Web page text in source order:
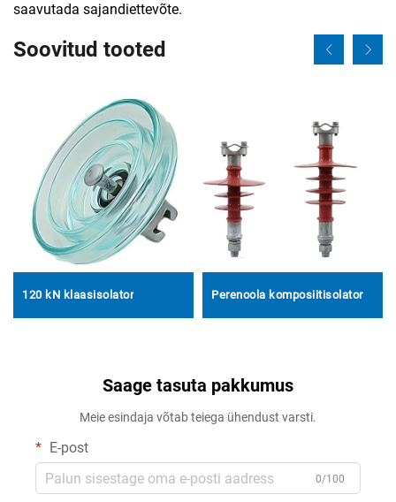
saavutada sajandiettevõte.
Soovitud tooted
120 kN klaasisolator Perenoola komposiitisolator
Saage tasuta pakkumus
Meie esindaja võtab teiega ühendust varsti.
E-post
0/100